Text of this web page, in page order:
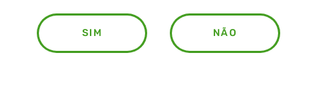
SIM NÃO